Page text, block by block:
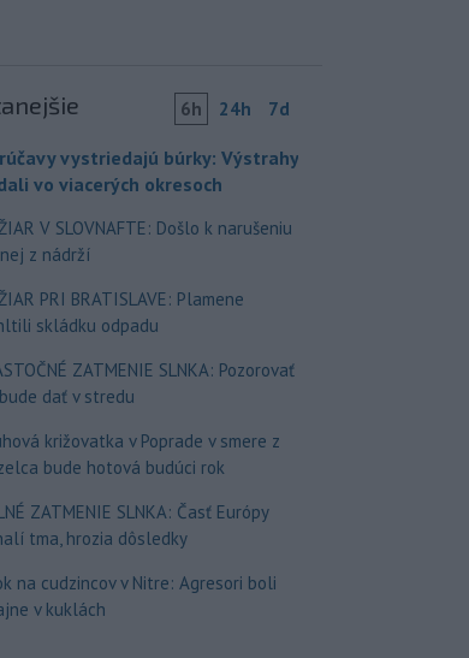
6h 24h 7d
vystriedajú búrky: Výstrahy
vo viacerých okresoch
V SLOVNAFTE: Došlo k narušeniu
z nádrží
PRI BRATISLAVE: Plamene
skládku odpadu
ZATMENIE SLNKA: Pozorovať
dať v stredu
križovatka v Poprade v smere z
bude hotová budúci rok
ZATMENIE SLNKA: Časť Európy
tma, hrozia dôsledky
na cudzincov v Nitre: Agresori boli
v kuklách